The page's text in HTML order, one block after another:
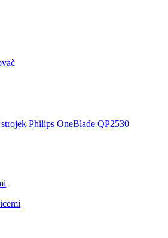
Philips OneBlade QP2530